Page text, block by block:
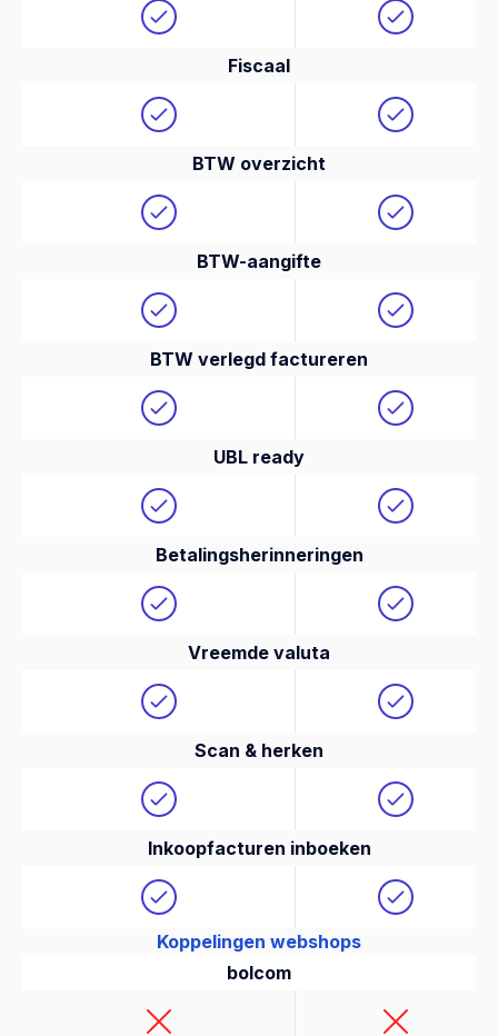
Fiscaal
BTW overzicht
BTW-aangifte
BTW verlegd factureren
UBL ready
Betalingsherinneringen
Vreemde valuta
Scan & herken
Inkoopfacturen inboeken
Koppelingen webshops
bolcom